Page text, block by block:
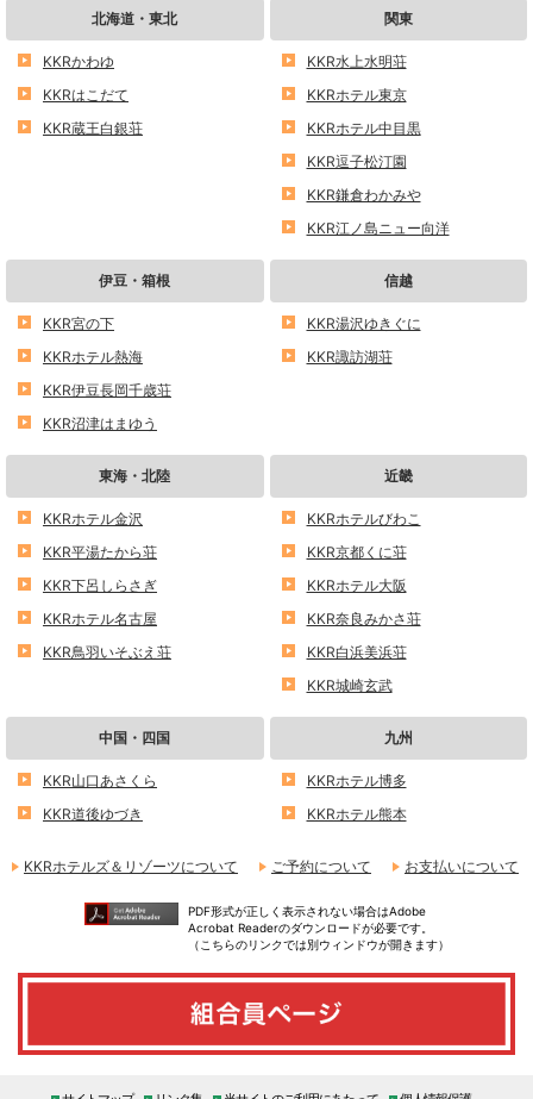
北海道・東北
KKRかわゆ
KKRはこだて
KKR蔵王白銀荘
関東
KKR水上水明荘
KKRホテル東京
KKRホテル中目黒
KKR逗子松汀園
KKR鎌倉わかみや
KKR江ノ島ニュー向洋
伊豆・箱根
KKR宮の下
KKRホテル熱海
KKR伊豆長岡千歳荘
KKR沼津はまゆう
信越
KKR湯沢ゆきぐに
KKR諏訪湖荘
東海・北陸
KKRホテル金沢
KKR平湯たから荘
KKR下呂しらさぎ
KKRホテル名古屋
KKR鳥羽いそぶえ荘
近畿
KKRホテルびわこ
KKR京都くに荘
KKRホテル大阪
KKR奈良みかさ荘
KKR白浜美浜荘
KKR城崎玄武
中国・四国
KKR山口あさくら
KKR道後ゆづき
九州
KKRホテル博多
KKRホテル熊本
KKRホテルズ＆リゾーツについて ご予約について お支払いについて
PDF形式が正しく表示されない場合はAdobe
Acrobat Readerのダウンロードが必要です。
（こちらのリンクでは別ウィンドウが開きます）